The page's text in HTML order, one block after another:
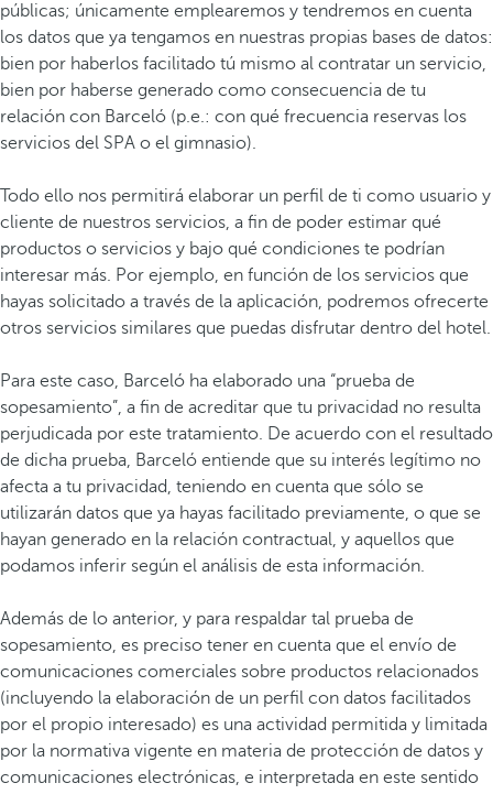
públicas; únicamente emplearemos y tendremos en cuenta
los datos que ya tengamos en nuestras propias bases de datos:
bien por haberlos facilitado tú mismo al contratar un servicio,
bien por haberse generado como consecuencia de tu
relación con Barceló (p.e.: con qué frecuencia reservas los
servicios del SPA o el gimnasio).
Todo ello nos permitirá elaborar un perfil de ti como usuario y
cliente de nuestros servicios, a fin de poder estimar qué
productos o servicios y bajo qué condiciones te podrían
interesar más. Por ejemplo, en función de los servicios que
hayas solicitado a través de la aplicación, podremos ofrecerte
otros servicios similares que puedas disfrutar dentro del hotel.
Para este caso, Barceló ha elaborado una “prueba de
sopesamiento”, a fin de acreditar que tu privacidad no resulta
perjudicada por este tratamiento. De acuerdo con el resultado
de dicha prueba, Barceló entiende que su interés legítimo no
afecta a tu privacidad, teniendo en cuenta que sólo se
utilizarán datos que ya hayas facilitado previamente, o que se
hayan generado en la relación contractual, y aquellos que
podamos inferir según el análisis de esta información.
Además de lo anterior, y para respaldar tal prueba de
sopesamiento, es preciso tener en cuenta que el envío de
comunicaciones comerciales sobre productos relacionados
(incluyendo la elaboración de un perfil con datos facilitados
por el propio interesado) es una actividad permitida y limitada
por la normativa vigente en materia de protección de datos y
comunicaciones electrónicas, e interpretada en este sentido